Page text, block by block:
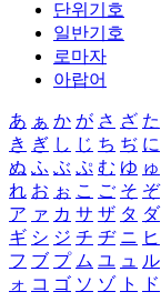
단위기호
일반기호
로마자
아랍어
あ ぁ か が さ ざ た
き ぎ し じ ち ぢ に
ぬ ふ ぶ ぷ む ゆ ゅ
れ お ぉ こ ご そ ぞ
ア ァ カ サ ザ タ ダ
ギ シ ジ チ ヂ ニ ヒ
フ ブ プ ム ユ ュ ル
ォ コ ゴ ソ ゾ ト ド